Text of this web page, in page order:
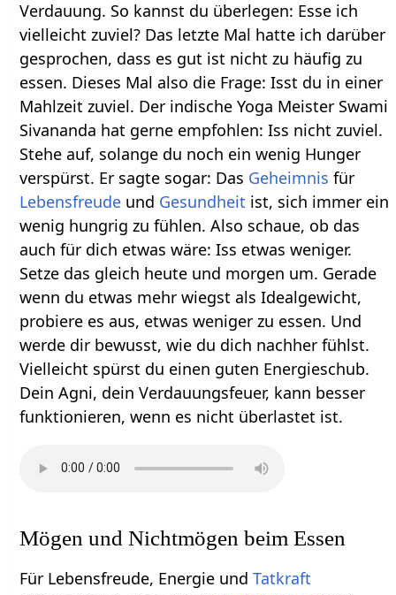
Verdauung. So kannst du überlegen: Esse ich
vielleicht zuviel? Das letzte Mal hatte ich darüber
gesprochen, dass es gut ist nicht zu häufig zu
essen. Dieses Mal also die Frage: Isst du in einer
Mahlzeit zuviel. Der indische Yoga Meister Swami
Sivananda hat gerne empfohlen: Iss nicht zuviel.
Stehe auf, solange du noch ein wenig Hunger
verspürst. Er sagte sogar: Das Geheimnis für
Lebensfreude und Gesundheit ist, sich immer ein
wenig hungrig zu fühlen. Also schaue, ob das
auch für dich etwas wäre: Iss etwas weniger.
Setze das gleich heute und morgen um. Gerade
wenn du etwas mehr wiegst als Idealgewicht,
probiere es aus, etwas weniger zu essen. Und
werde dir bewusst, wie du dich nachher fühlst.
Vielleicht spürst du einen guten Energieschub.
Dein Agni, dein Verdauungsfeuer, kann besser
funktionieren, wenn es nicht überlastet ist.
Mögen und Nichtmögen beim Essen
Für Lebensfreude, Energie undTatkraft